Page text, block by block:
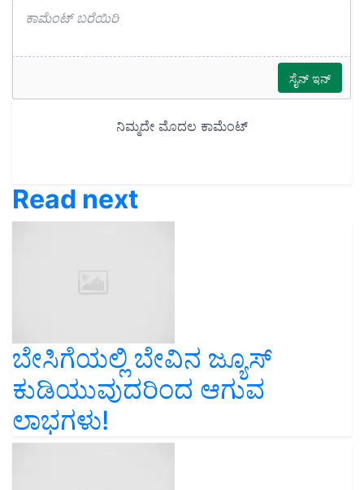
Read next
ಬೇಸಿಗೆಯಲ್ಲಿ ಬೇವಿನ ಜ್ಯೂಸ್
ಕುಡಿಯುವುದರಿಂದ ಆಗುವ
ಲಾಭಗಳು!